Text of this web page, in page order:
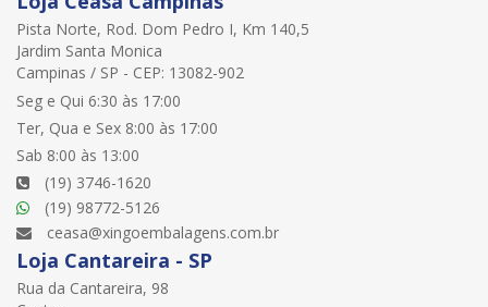
Pista Norte, Rod. Dom Pedro I, Km 140,5
Jardim Santa Monica
Campinas / SP - CEP: 13082-902
Seg e Qui 6:30 às 17:00
Ter, Qua e Sex 8:00 às 17:00
Sab 8:00 às 13:00
(19) 3746-1620
(19) 98772-5126
ceasa@xingoembalagens.com.br
Loja Cantareira - SP
Rua da Cantareira, 98